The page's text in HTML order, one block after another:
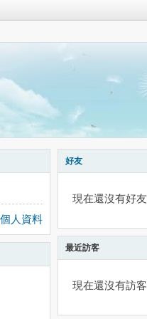
人資料
好友
現在還沒有好友
最近訪客
現在還沒有訪客